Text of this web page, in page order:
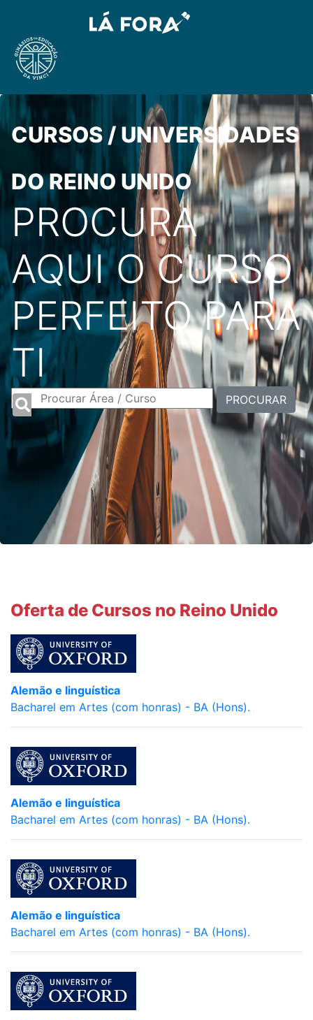
CURSOS / UNIVERSIDADES
DO REINO UNIDO
PROCURA
AQUI O CURSO
PERFEITO PARA
TI
PROCURAR
Oferta de Cursos no Reino Unido
Alemão e linguística
Bacharel em Artes (com honras) - BA (Hons).
Alemão e linguística
Bacharel em Artes (com honras) - BA (Hons).
Alemão e linguística
Bacharel em Artes (com honras) - BA (Hons).